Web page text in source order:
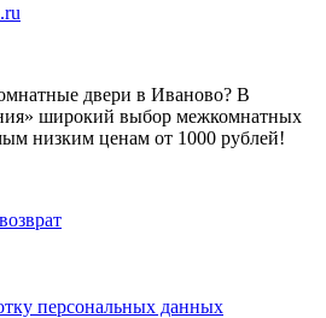
двери в Иваново? В
широкий выбор межкомнатных
низким ценам от 1000 рублей!
персональных данных